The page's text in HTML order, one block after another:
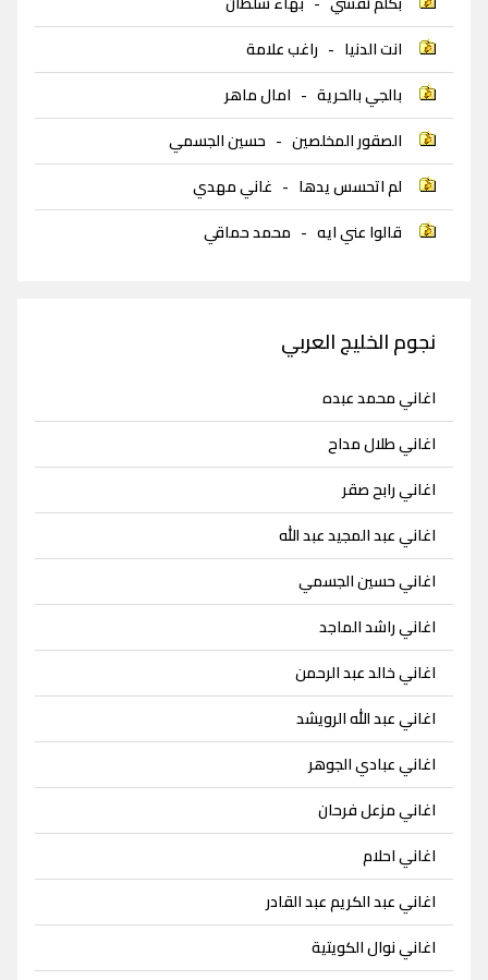
انت الدنيا - راغب علامة
بالجي بالحرية - امال ماهر
الصقور المخلصين - حسين الجسمي
لم اتحسس يدها - غاني مهدي
قالوا عني ايه - محمد حماقي
نجوم الخليج العربي
اغاني محمد عبده
اغاني طلال مداح
اغاني رابح صقر
اغاني عبد المجيد عبد الله
اغاني حسين الجسمي
اغاني راشد الماجد
اغاني خالد عبد الرحمن
اغاني عبد الله الرويشد
اغاني عبادي الجوهر
اغاني مزعل فرحان
اغاني احلام
اغاني عبد الكريم عبد القادر
اغاني نوال الكويتية